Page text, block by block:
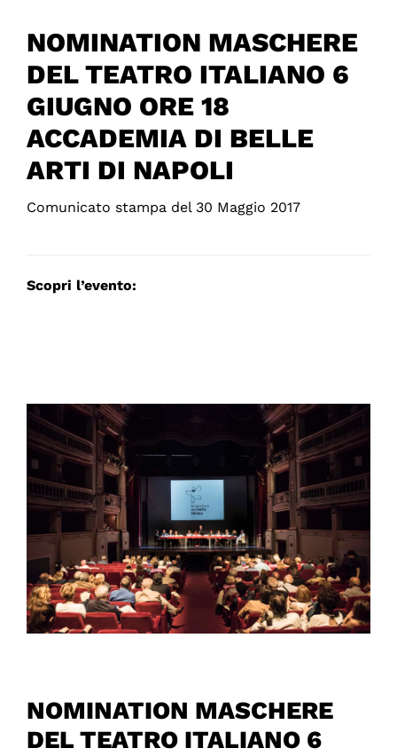
NOMINATION MASCHERE
DEL TEATRO ITALIANO 6
GIUGNO ORE 18
ACCADEMIA DI BELLE
ARTI DI NAPOLI
Comunicato stampa del 30 Maggio 2017
Scopri l’evento:
NOMINATION MASCHERE
DEL TEATRO ITALIANO 6